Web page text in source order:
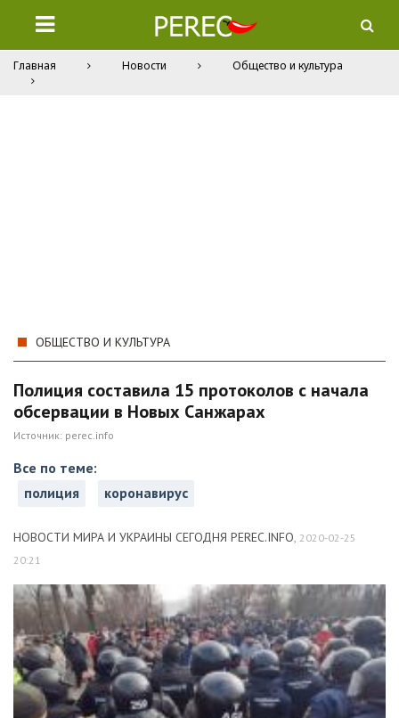
Главная Новости Общество и культура
ОБЩЕСТВО И КУЛЬТУРА
Полиция составила 15 протоколов с начала
обсервации в Новых Санжарах
Источник: perec.info
Все по теме:
полиция
коронавирус
НОВОСТИ МИРА И УКРАИНЫ СЕГОДНЯ PEREC.INFO, 2020-02-25
20:21